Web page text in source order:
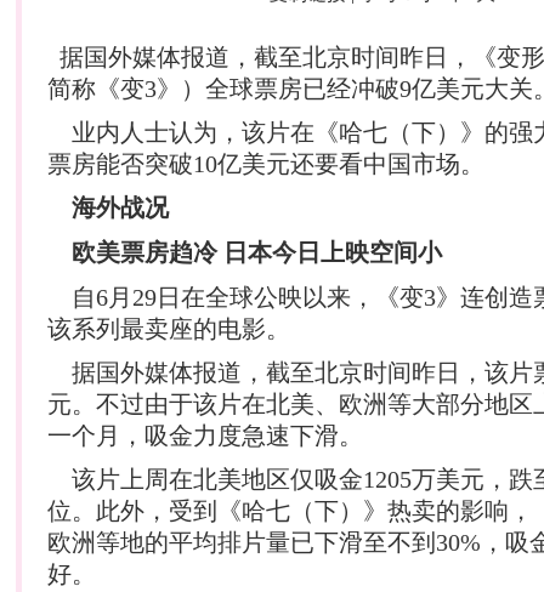
据国外媒体报道，截至北京时间昨日，《变
简称《变3》）全球票房已经冲破9亿美元大关
业内人士认为，该片在《哈七（下）》的强
票房能否突破10亿美元还要看中国市场。
海外战况
欧美票房趋冷 日本今日上映空间小
自6月29日在全球公映以来，《变3》连创造
该系列最卖座的电影。
据国外媒体报道，截至北京时间昨日，该片
元。不过由于该片在北美、欧洲等大部分地区
一个月，吸金力度急速下滑。
该片上周在北美地区仅吸金1205万美元，跌
位。此外，受到《哈七（下）》热卖的影响，
欧洲等地的平均排片量已下滑至不到30%，吸
好。